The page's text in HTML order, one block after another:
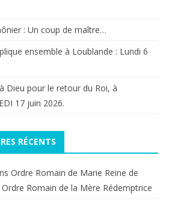
: Un coup de maître…
ensemble à Loublande : Lundi 6
Dieu pour le retour du Roi, à
17 juin 2026.
RÉCENTS
Ordre Romain de Marie Reine de
Romain de la Mère Rédemptrice